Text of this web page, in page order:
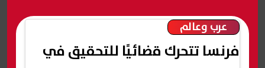
عرب وعالم
فرنسا تتحرك قضائيًا للتحقيق في